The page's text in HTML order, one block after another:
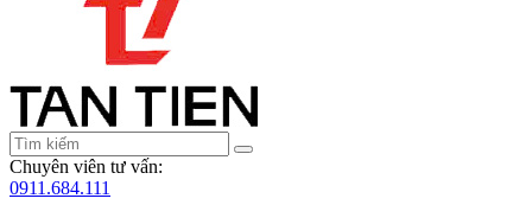
Chuyên viên tư vấn:
0911.684.111